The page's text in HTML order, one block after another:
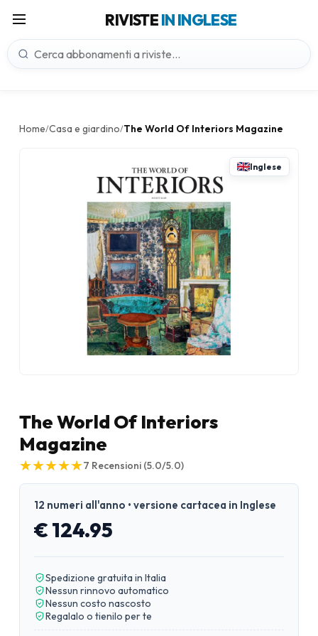
RIVISTEIN INGLESE
Home/Casa e giardino/The World Of Interiors Magazine
Inglese
The World Of Interiors
Magazine
★
★★
★★
★★
★★
★7 Recensioni (5.0/5.0)
12 numeri all'anno • versione cartacea in Inglese
€ 124.95
Spedizione gratuita in Italia
Nessun rinnovo automatico
Nessun costo nascosto
Regalalo o tienilo per te